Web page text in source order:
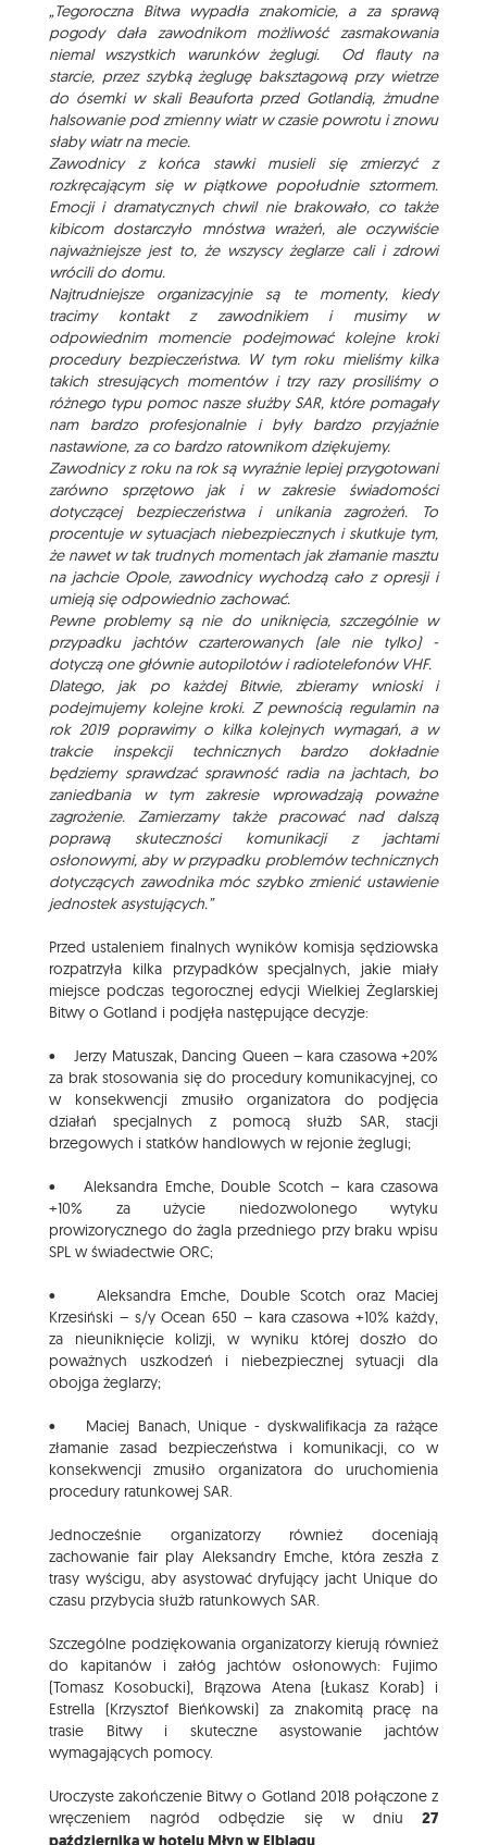
„Tegoroczna Bitwa wypadła znakomicie, a za sprawą
pogody dała zawodnikom możliwość zasmakowania
niemal wszystkich warunków żeglugi. Od flauty na
starcie, przez szybką żeglugę baksztagową przy wietrze
do ósemki w skali Beauforta przed Gotlandią, żmudne
halsowanie pod zmienny wiatr w czasie powrotu i znowu
słaby wiatr na mecie.
Zawodnicy z końca stawki musieli się zmierzyć z
rozkręcającym się w piątkowe popołudnie sztormem.
Emocji i dramatycznych chwil nie brakowało, co także
kibicom dostarczyło mnóstwa wrażeń, ale oczywiście
najważniejsze jest to, że wszyscy żeglarze cali i zdrowi
wrócili do domu.
Najtrudniejsze organizacyjnie są te momenty, kiedy
tracimy kontakt z zawodnikiem i musimy w
odpowiednim momencie podejmować kolejne kroki
procedury bezpieczeństwa. W tym roku mieliśmy kilka
takich stresujących momentów i trzy razy prosiliśmy o
różnego typu pomoc nasze służby SAR, które pomagały
nam bardzo profesjonalnie i były bardzo przyjaźnie
nastawione, za co bardzo ratownikom dziękujemy.
Zawodnicy z roku na rok są wyraźnie lepiej przygotowani
zarówno sprzętowo jak i w zakresie świadomości
dotyczącej bezpieczeństwa i unikania zagrożeń. To
procentuje w sytuacjach niebezpiecznych i skutkuje tym,
że nawet w tak trudnych momentach jak złamanie masztu
na jachcie Opole, zawodnicy wychodzą cało z opresji i
umieją się odpowiednio zachować.
Pewne problemy są nie do uniknięcia, szczególnie w
przypadku jachtów czarterowanych (ale nie tylko) -
dotyczą one głównie autopilotów i radiotelefonów VHF.
Dlatego, jak po każdej Bitwie, zbieramy wnioski i
podejmujemy kolejne kroki. Z pewnością regulamin na
rok 2019 poprawimy o kilka kolejnych wymagań, a w
trakcie inspekcji technicznych bardzo dokładnie
będziemy sprawdzać sprawność radia na jachtach, bo
zaniedbania w tym zakresie wprowadzają poważne
zagrożenie. Zamierzamy także pracować nad dalszą
poprawą skuteczności komunikacji z jachtami
osłonowymi, aby w przypadku problemów technicznych
dotyczących zawodnika móc szybko zmienić ustawienie
jednostek asystujących.”
Przed ustaleniem finalnych wyników komisja sędziowska
rozpatrzyła kilka przypadków specjalnych, jakie miały
miejsce podczas tegorocznej edycji Wielkiej Żeglarskiej
Bitwy o Gotland i podjęła następujące decyzje:
• Jerzy Matuszak, Dancing Queen – kara czasowa +20%
za brak stosowania się do procedury komunikacyjnej, co
w konsekwencji zmusiło organizatora do podjęcia
działań specjalnych z pomocą służb SAR, stacji
brzegowych i statków handlowych w rejonie żeglugi;
• Aleksandra Emche, Double Scotch – kara czasowa
+10% za użycie niedozwolonego wytyku
prowizorycznego do żagla przedniego przy braku wpisu
SPL w świadectwie ORC;
• Aleksandra Emche, Double Scotch oraz Maciej
Krzesiński – s/y Ocean 650 – kara czasowa +10% każdy,
za nieuniknięcie kolizji, w wyniku której doszło do
poważnych uszkodzeń i niebezpiecznej sytuacji dla
obojga żeglarzy;
• Maciej Banach, Unique - dyskwalifikacja za rażące
złamanie zasad bezpieczeństwa i komunikacji, co w
konsekwencji zmusiło organizatora do uruchomienia
procedury ratunkowej SAR.
Jednocześnie organizatorzy również doceniają
zachowanie fair play Aleksandry Emche, która zeszła z
trasy wyścigu, aby asystować dryfujący jacht Unique do
czasu przybycia służb ratunkowych SAR.
Szczególne podziękowania organizatorzy kierują również
do kapitanów i załóg jachtów osłonowych: Fujimo
(Tomasz Kosobucki), Brązowa Atena (Łukasz Korab) i
Estrella (Krzysztof Bieńkowski) za znakomitą pracę na
trasie Bitwy i skuteczne asystowanie jachtów
wymagających pomocy.
Uroczyste zakończenie Bitwy o Gotland 2018 połączone z
wręczeniem nagród odbędzie się w dniu
27